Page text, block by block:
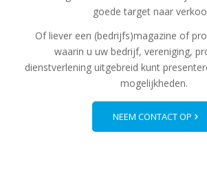
goede target naar
Of liever een (bedrijfs)magazine of
waarin u uw bedrijf, vereniging,
dienstverlening uitgebreid kunt
mogelijkheden.
NEEM CONTACT OP